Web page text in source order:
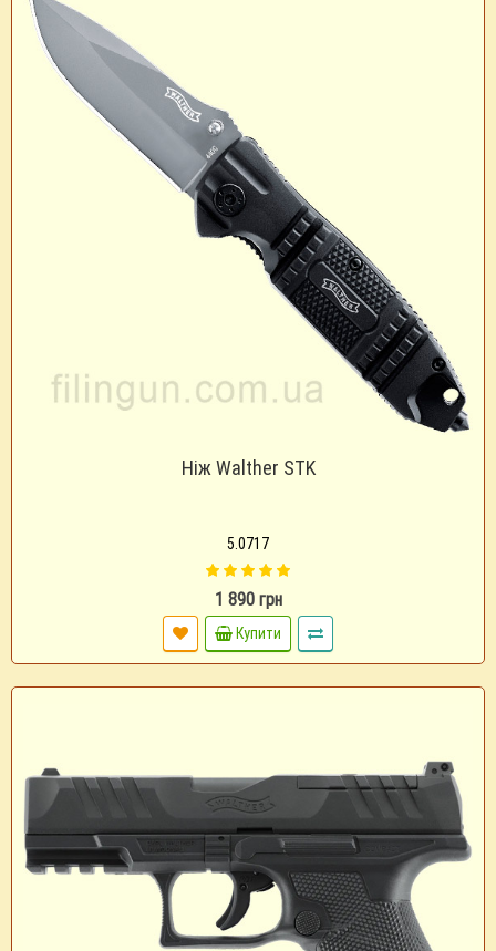
Ніж Walther STK
5.0717
1 890 грн
Купити